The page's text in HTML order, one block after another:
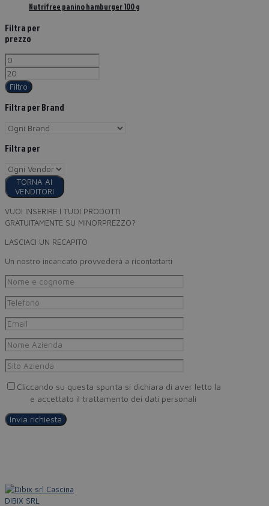
Nutrifree panino hamburger 100 g
Filtra per
prezzo
Filtro
Filtra per Brand
Filtra per
TORNA AI
VENDITORI
VUOI INSERIRE I TUOI PRODOTTI
GRATUITAMENTE SU MINORPREZZO?
LASCIACI UN RECAPITO
Un nostro incaricato provvederà a ricontattarti
Cliccando su questa spunta si dichiara di aver letto la
e accettato il trattamento dei dati personali
DIBIX SRL